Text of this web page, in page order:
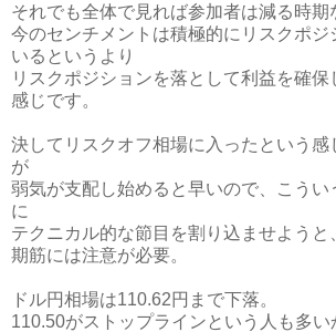
それでも全体で見れば参加者は減る時期
今のセンチメントは積極的にリスクポジ
いるというより
リスクポジションを落として利益を確保
感じです。
決してリスクオフ相場に入ったという感
が
弱気が支配し始めると早いので、こうい
に
テクニカル的な節目を割り込ませようと
期筋には注意が必要。
ドル円相場は110.62円まで下落。
110.50がストップラインという人も多い